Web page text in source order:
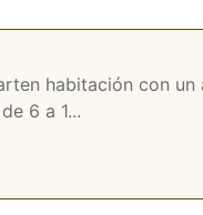
habitación con
6 a 1...